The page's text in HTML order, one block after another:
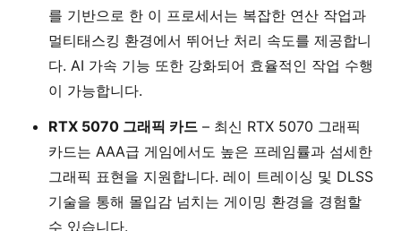
를 기반으로 한 이 프로세서는 복잡한 연산 작업과
멀티태스킹 환경에서 뛰어난 처리 속도를 제공합니
다. AI 가속 기능 또한 강화되어 효율적인 작업 수행
이 가능합니다.
RTX 5070 그래픽 카드 – 최신 RTX 5070 그래픽
카드는 AAA급 게임에서도 높은 프레임률과 섬세한
그래픽 표현을 지원합니다. 레이 트레이싱 및 DLSS
기술을 통해 몰입감 넘치는 게이밍 환경을 경험할
수 있습니다.